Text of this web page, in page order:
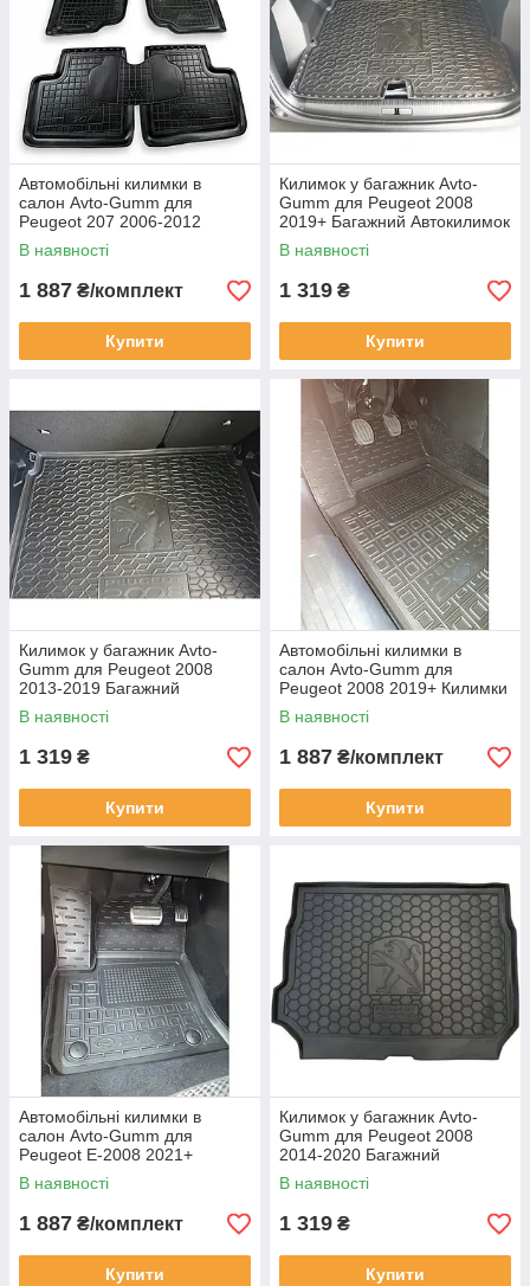
Автомобільні килимки в
салон Avto-Gumm для
Peugeot 207 2006-2012
Килимки в салон Автогум
Пежо 207
В наявності
1 887 ₴/комплект
Купити
Килимок у багажник Avto-
Gumm для Peugeot 2008
2019+ Багажний Автокилимок
Автогум на Пежо 2008
В наявності
1 319 ₴
Купити
Килимок у багажник Avto-
Gumm для Peugeot 2008
2013-2019 Багажний
Автокилимок Автогум на
Пежо 2008
В наявності
1 319 ₴
Купити
Автомобільні килимки в
салон Avto-Gumm для
Peugeot 2008 2019+ Килимки
в салон Автогум Пежо 2008
В наявності
1 887 ₴/комплект
Купити
Автомобільні килимки в
салон Avto-Gumm для
Peugeot E-2008 2021+
Килимки в салон Автогум
Пежо Е-2008
В наявності
1 887 ₴/комплект
Купити
Килимок у багажник Avto-
Gumm для Peugeot 2008
2014-2020 Багажний
Автокилимок Автогум на
Пежо 2008
В наявності
1 319 ₴
Купити